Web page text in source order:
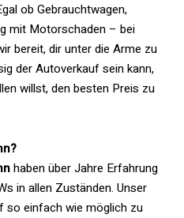
ob Gebrauchtwagen,
mit Motorschaden – bei
bereit, dir unter die Arme zu
der Autoverkauf sein kann,
willst, den besten Preis zu
haben über Jahre Erfahrung
in allen Zuständen. Unser
so einfach wie möglich zu